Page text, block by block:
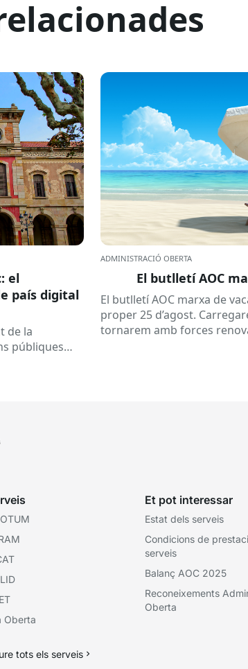
el
país digital
de la
públiques
ADMINISTRACIÓ OBERTA
El butlletí AOC
El butlletí AOC marxa de
proper 25 d’agost.
tornarem amb forces
Oberta
tots els serveis
Et pot interessar
Estat dels serveis
Condicions de
serveis
Balanç AOC 2025
Reconeixements
Oberta